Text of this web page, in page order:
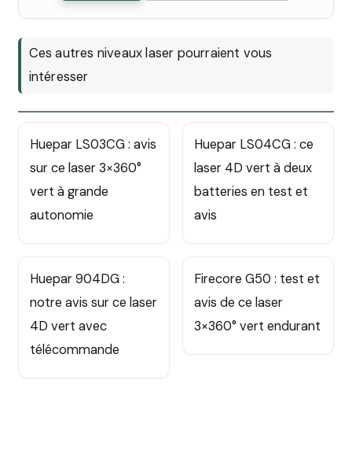
Ces autres niveaux laser pourraient vous
intéresser
Huepar LS03CG : avis
sur ce laser 3×360°
vert à grande
autonomie
Huepar LS04CG : ce
laser 4D vert à deux
batteries en test et
avis
Huepar 904DG :
notre avis sur ce laser
4D vert avec
télécommande
Firecore G50 : test et
avis de ce laser
3×360° vert endurant